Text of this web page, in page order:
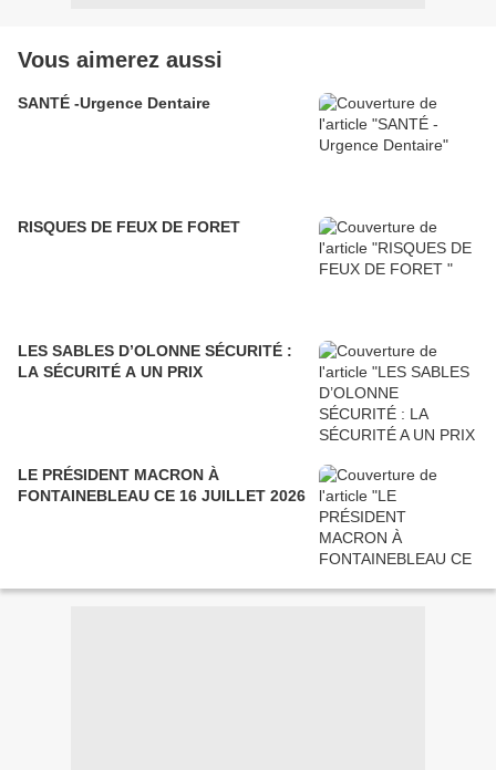
Vous aimerez aussi
SANTÉ -Urgence Dentaire
RISQUES DE FEUX DE FORET
LES SABLES D’OLONNE SÉCURITÉ :
LA SÉCURITÉ A UN PRIX
LE PRÉSIDENT MACRON À
FONTAINEBLEAU CE 16 JUILLET 2026